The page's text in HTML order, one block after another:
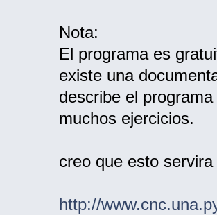
Nota:
El programa es
existe una
describe el
muchos ejercicios.
creo que esto
http://